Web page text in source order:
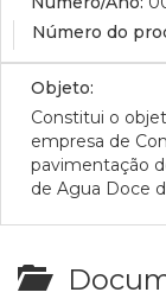
Número do
Objeto:
Constitui o
empresa de
pavimentação
de Agua Doce